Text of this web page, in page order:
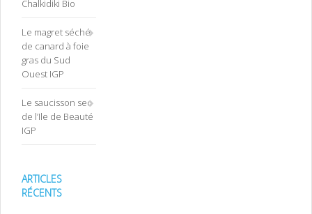
Chalkidiki Bio
Le magret séché
de canard à foie
gras du Sud
Ouest IGP
Le saucisson sec
de l’Ile de Beauté
IGP
ARTICLES
RÉCENTS